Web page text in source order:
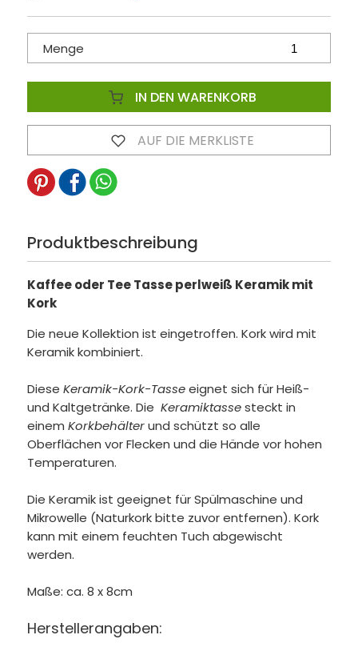
Menge
IN DEN WARENKORB
AUF DIE MERKLISTE
Produktbeschreibung
Kaffee oder Tee Tasse perlweiß Keramik mit
Kork
Die neue Kollektion ist eingetroffen. Kork wird mit
Keramik kombiniert.
Diese Keramik-Kork-Tasseeignet sich für Heiß-
und Kaltgetränke. Die Keramiktassesteckt in
einem Korkbehälterund schützt so alle
Oberflächen vor Flecken und die Hände vor hohen
Temperaturen.
Die Keramik ist geeignet für Spülmaschine und
Mikrowelle (Naturkork bitte zuvor entfernen). Kork
kann mit einem feuchten Tuch abgewischt
werden.
Maße: ca. 8 x 8cm
Herstellerangaben: